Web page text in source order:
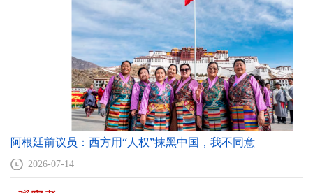
阿根廷前议员：西方用“人权”抹黑中国，我不同意
2026-07-14